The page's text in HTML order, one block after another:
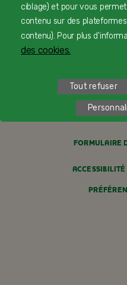
POLITIQUE
CONDITIONS
FORMULAIRE
ciblage) et pour vous
contenu sur des
contenu). Pour plus
des cookies.
Tout refuser